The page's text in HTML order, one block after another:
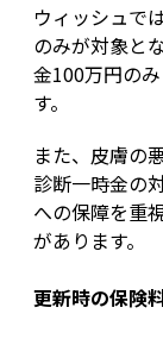
ウィッシュで
のみが対象と
金100万円の
す。
また、皮膚の
診断一時金の
への保障を重
があります。
更新時の保険